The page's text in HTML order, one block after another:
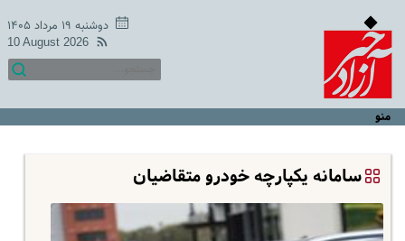
دوشنبه ۱۹ مرداد ۱۴۰۵
10 August 2026
منو
سامانه یکپارچه خودرو متقاضیان